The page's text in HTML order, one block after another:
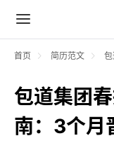
首页 简历范文 包
包道集团
南：3个月